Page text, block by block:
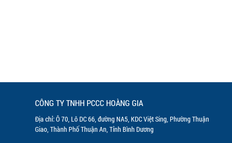
CÔNG TY TNHH PCCC HOÀNG GIA
Địa chỉ: Ô 70, Lô DC 66, đường NA5, KDC Việt Sing, Phường Thuận
Giao, Thành Phố Thuận An, Tỉnh Bình Dương